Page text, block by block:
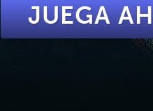
JUEGA